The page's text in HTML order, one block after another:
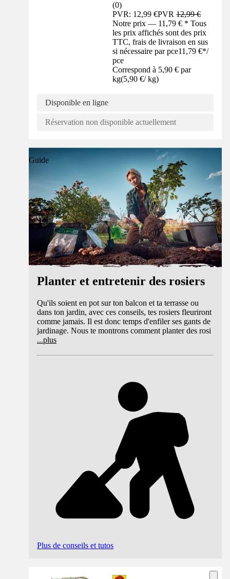
(0)
PVR: 12,99 €PVR12,99 €
Notre prix — 11,79 € * Tous
les prix affichés sont des prix
TTC, frais de livraison en sus
si nécessaire par pce11,79 €*/
pce
Correspond à 5,90 € par
kg(5,90 €/ kg)
Disponible en ligne
Réservation non disponible actuellement
Guide
Planter et entretenir des rosiers
Qu'ils soient en pot sur ton balcon et ta terrasse ou
dans ton jardin, avec ces conseils, tes rosiers fleuriront
comme jamais. Il est donc temps d'enfiler ses gants de
jardinage. Nous te montrons comment planter des rosi
...plus
Plus de conseils et tutos